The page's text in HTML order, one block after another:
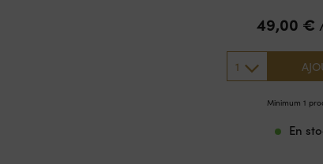
49,00 €
1
Minimum 1
En